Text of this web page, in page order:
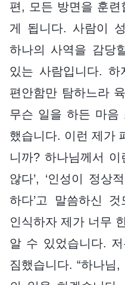
편, 모든 방면을 훈
게 됩니다. 사람이
하나의 사역을 감당
있는 사람입니다.
편안함만 탐하느라
무슨 일을 하든 마음
했습니다. 이런 제가
니까? 하나님께서 이
않다’, ‘인성이 정상
하다’고 말씀하신
인식하자 제가 너무
알 수 있었습니다.
짐했습니다. “하나님